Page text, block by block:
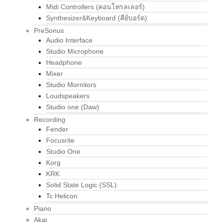
Midi Controllers (คอนโทรลเลอร์)
Synthesizer&Keyboard (คีย์บอร์ด)
PreSonus
Audio Interface
Studio Microphone
Headphone
Mixer
Studio Mornitors
Loudspeakers
Studio one (Daw)
Recording
Fender
Focusrite
Studio One
Korg
KRK
Solid State Logic (SSL)
Tc Helicon
Piano
Akai